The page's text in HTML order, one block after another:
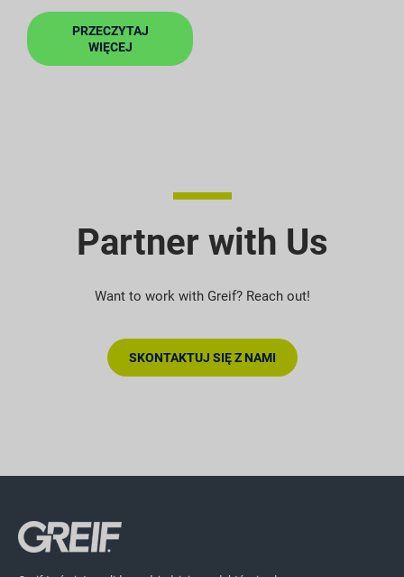
PRZECZYTAJ
WIĘCEJ
Partner with Us
Want to work with Greif? Reach out!
SKONTAKTUJ SIĘ Z NAMI